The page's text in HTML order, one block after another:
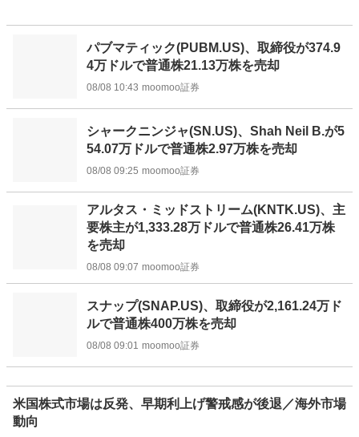
パブマティック(PUBM.US)、取締役が374.9
4万ドルで普通株21.13万株を売却
08/08 10:43 moomoo証券
シャークニンジャ(SN.US)、Shah Neil B.が5
54.07万ドルで普通株2.97万株を売却
08/08 09:25 moomoo証券
アルタス・ミッドストリーム(KNTK.US)、主
要株主が1,333.28万ドルで普通株26.41万株
を売却
08/08 09:07 moomoo証券
スナップ(SNAP.US)、取締役が2,161.24万ド
ルで普通株400万株を売却
08/08 09:01 moomoo証券
米国株式市場は反発、早期利上げ警戒感が後退／海外市場
動向